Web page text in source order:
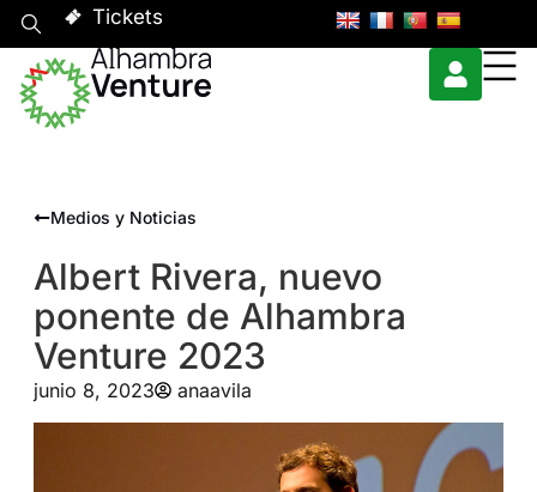
Tickets
Medios y Noticias
Albert Rivera, nuevo
ponente de Alhambra
Venture 2023
junio 8, 2023 anaavila